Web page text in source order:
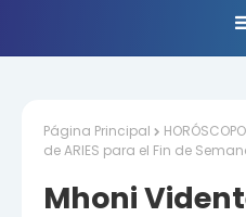
Página Principal
de ARIES para el Fin de
Mhoni